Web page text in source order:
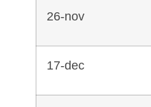
26-nov
17-dec